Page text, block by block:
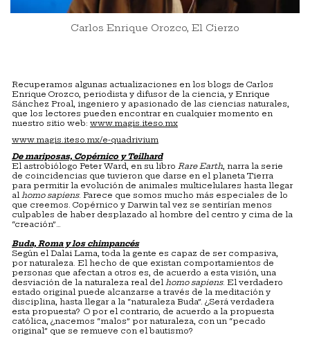
Carlos Enrique Orozco, El Cierzo
Recuperamos algunas actualizaciones en los blogs de Carlos
Enrique Orozco, periodista y difusor de la ciencia, y Enrique
Sánchez Proal, ingeniero y apasionado de las ciencias naturales,
que los lectores pueden encontrar en cualquier momento en
nuestro sitio web: www.magis.iteso.mx
www.magis.iteso.mx/e-quadrivium
Demariposas, Copérnico y Teilhard
El astrobiólogo Peter Ward, en su libro Rare Earth, narra la serie
de coincidencias que tuvieron que darse en el planeta Tierra
para permitir la evolución de animales multicelulares hasta llegar
alhomo sapiens. Parece que somos mucho más especiales de lo
que creemos. Copérnico y Darwin tal vez se sentirían menos
culpables de haber desplazado al hombre del centro y cima de la
“creación”…
Buda, Roma y los chimpancés
Según el Dalai Lama, toda la gente es capaz de ser compasiva,
por naturaleza. El hecho de que existan comportamientos de
personas que afectan a otros es, de acuerdo a esta visión, una
desviación de la naturaleza real delhomo sapiens. El verdadero
estado original puede alcanzarse a través de la meditación y
disciplina, hasta llegar a la “naturaleza Buda”. ¿Será verdadera
esta propuesta? O por el contrario, de acuerdo a la propuesta
católica, ¿nacemos “malos” por naturaleza, con un “pecado
original” que se remueve con el bautismo?